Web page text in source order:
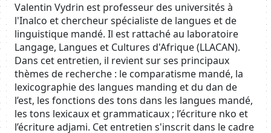
Body
Valentin Vydrin est professeur des universités à
l'Inalco et chercheur spécialiste de langues et de
linguistique mandé. Il est rattaché au laboratoire
Langage, Langues et Cultures d'Afrique (LLACAN).
Dans cet entretien, il revient sur ses principaux
thèmes de recherche : le comparatisme mandé, la
lexicographie des langues manding et du dan de
l’est, les fonctions des tons dans les langues mandé,
les tons lexicaux et grammaticaux ; l’écriture nko et
l’écriture adjami. Cet entretien s'inscrit dans le cadre